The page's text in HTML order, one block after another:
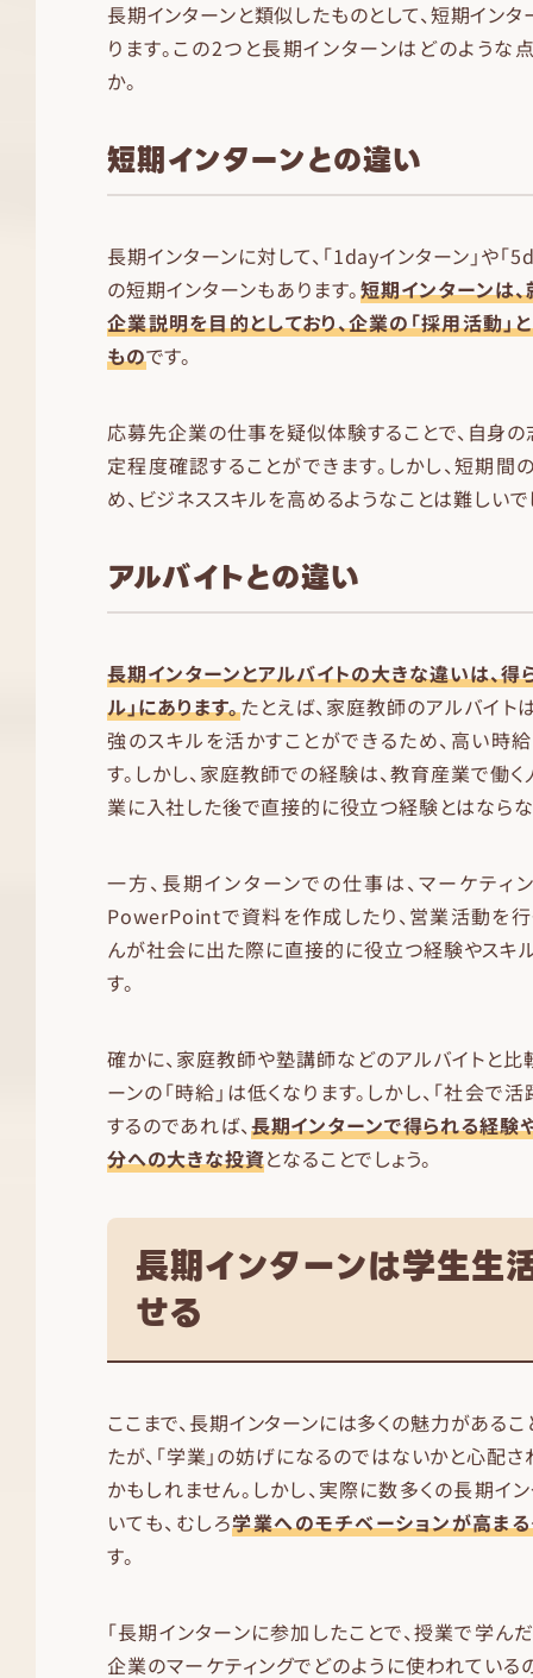
長期インターンと類似したものとして、短期イン
ります。この2つと長期インターンはどのような
か。
短期インターンとの違い
長期インターンに対して、「1dayインターン」や「
の短期インターンもあります。短期インターンは
企業説明を目的としており、企業の「採用活動」
ものです。
応募先企業の仕事を疑似体験することで、自身の
定程度確認することができます。しかし、短期間
め、ビジネススキルを高めるようなことは難しいで
アルバイトとの違い
長期インターンとアルバイトの大きな違いは、得
ル」にあります。たとえば、家庭教師のアルバイト
強のスキルを活かすことができるため、高い時
す。しかし、家庭教師での経験は、教育産業で働
業に入社した後で直接的に役立つ経験とはならな
一方、長期インターンでの仕事は、マーケティ
PowerPointで資料を作成したり、営業活動を行
んが社会に出た際に直接的に役立つ経験やスキ
す。
確かに、家庭教師や塾講師などのアルバイトと比
ーンの「時給」は低くなります。しかし、「社会で
するのであれば、長期インターンで得られる経験
分への大きな投資となることでしょう。
長期インターンは学生生
せる
ここまで、長期インターンには多くの魅力がある
たが、「学業」の妨げになるのではないかと心配
かもしれません。しかし、実際に数多くの長期イ
いても、むしろ学業へのモチベーションが高ま
す。
「長期インターンに参加したことで、授業で学ん
企業のマーケティングでどのように使われている